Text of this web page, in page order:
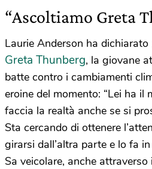
“Ascoltiamo Greta
Laurie Anderson ha
Greta Thunberg, la giovane
batte contro i cambiamenti
eroine del momento: “Lei ha il
faccia la realtà anche se si
Sta cercando di ottenere
girarsi dall’altra parte e lo fa
Sa veicolare, anche